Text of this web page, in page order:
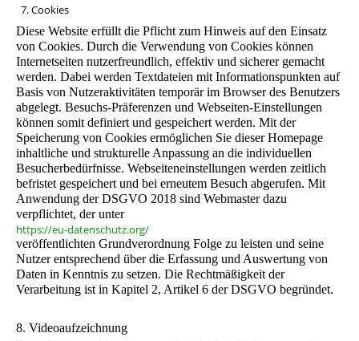
7. Cookies
Diese Website erfüllt die Pflicht zum Hinweis auf den Einsatz
von Cookies. Durch die Verwendung von Cookies können
Internetseiten nutzerfreundlich, effektiv und sicherer gemacht
werden. Dabei werden Textdateien mit Informationspunkten auf
Basis von Nutzeraktivitäten temporär im Browser des Benutzers
abgelegt. Besuchs-Präferenzen und Webseiten-Einstellungen
können somit definiert und gespeichert werden. Mit der
Speicherung von Cookies ermöglichen Sie dieser Homepage
inhaltliche und strukturelle Anpassung an die individuellen
Besucherbedürfnisse. Webseiteneinstellungen werden zeitlich
befristet gespeichert und bei erneutem Besuch abgerufen. Mit
Anwendung der DSGVO 2018 sind Webmaster dazu
verpflichtet, der unter
https://eu-datenschutz.org/
veröffentlichten Grundverordnung Folge zu leisten und seine
Nutzer entsprechend über die Erfassung und Auswertung von
Daten in Kenntnis zu setzen. Die Rechtmäßigkeit der
Verarbeitung ist in Kapitel 2, Artikel 6 der DSGVO begründet.
8. Videoaufzeichnung